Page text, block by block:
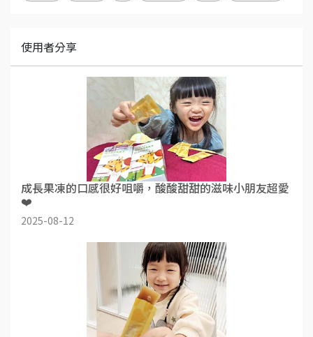
使用者分享
成長果凍的口感很好咀嚼，酸酸甜甜的滋味小朋友超愛
❤️
2025-08-12